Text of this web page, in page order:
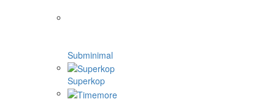
Subminimal
Superkop